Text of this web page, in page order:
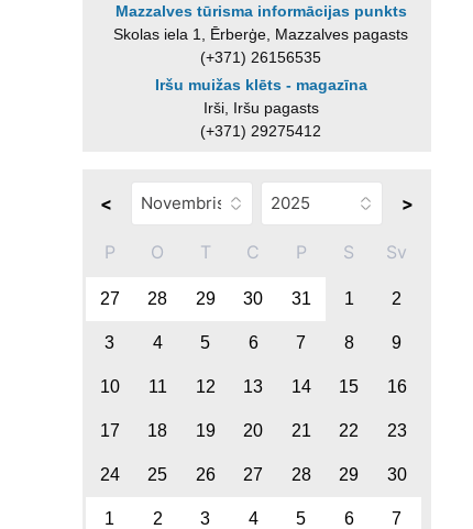
Mazzalves tūrisma informācijas punkts
Skolas iela 1, Ērberģe, Mazzalves pagasts
(+371) 26156535
Iršu muižas klēts - magazīna
Irši, Iršu pagasts
(+371) 29275412
< >
P O T C P S Sv
27 28 29 30 31 1 2
3 4 5 6 7 8 9
10 11 12 13 14 15 16
17 18 19 20 21 22 23
24 25 26 27 28 29 30
1 2 3 4 5 6 7